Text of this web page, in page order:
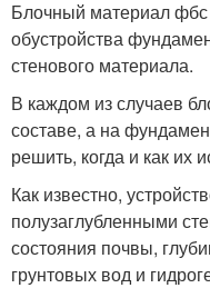
Блочный материал
обустройства
стенового материала.
В каждом из случаев
составе, а на
решить, когда и как их
Как известно,
полузаглубленными
состояния почвы,
грунтовых вод и